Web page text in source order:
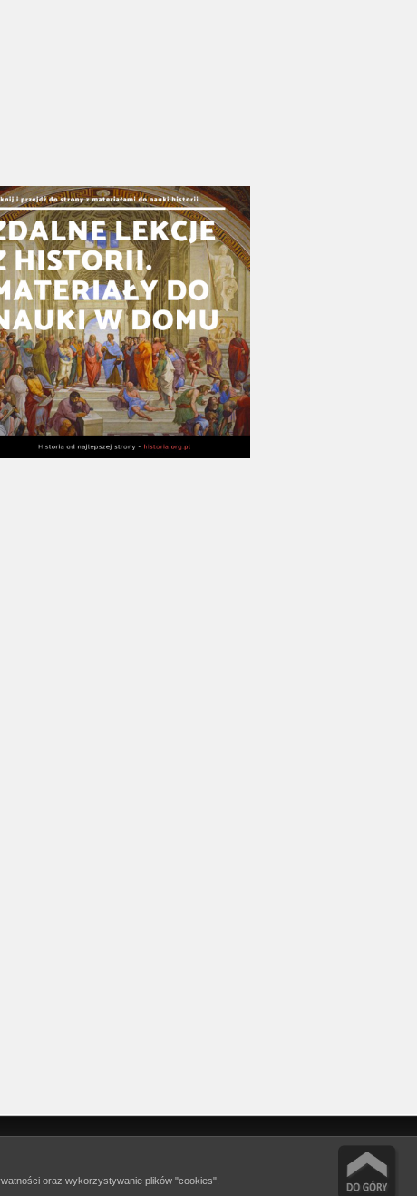
oraz wykorzystywanie plików "cookies".